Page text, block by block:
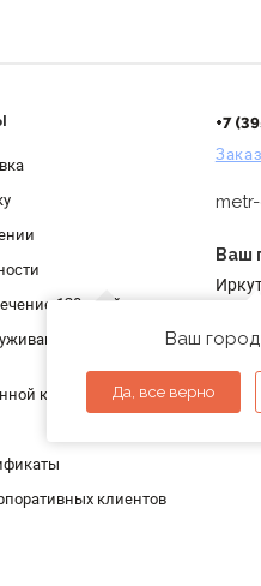
120 дней
и проверка
комнаты
клиентов
+7
Ваш
Ваш город
Да, все верно